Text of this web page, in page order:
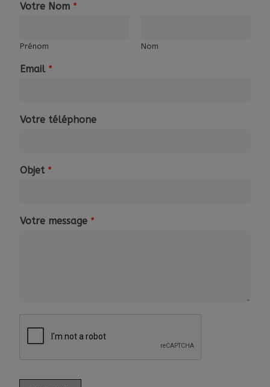
Votre Nom *
Prénom Nom
Email *
Votre téléphone
Objet *
Votre message *